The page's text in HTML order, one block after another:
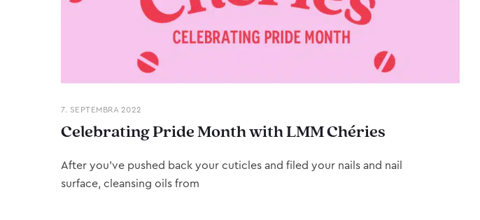
7. SEPTEMBRA 2022
Celebrating Pride Month with LMM Chéries
After you’ve pushed back your cuticles and filed your nails and nail
surface, cleansing oils from